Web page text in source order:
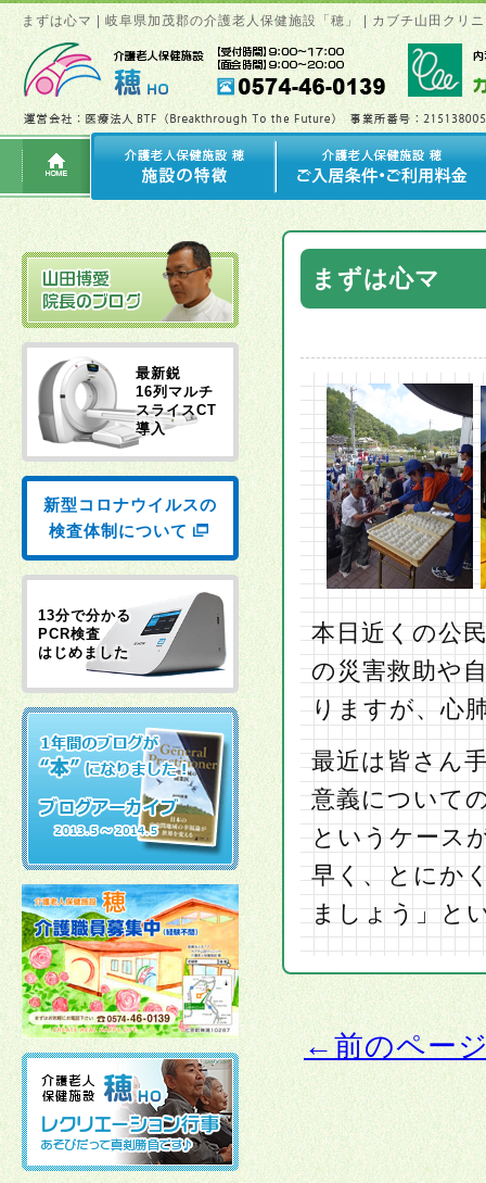
まずは心マ | 岐阜県加茂郡の介護老人保健施設「穂」 | カブチ山田クリ
まずは心マ
本日近くの公
の災害救助や
りますが、心
最近は皆さん
意義について
というケース
早く、とにか
ましょう」と
←前のペー
最新鋭
16列マルチ
スライスCT
導入
新型コロナウイルスの
検査体制について
13分で分かる
PCR検査
はじめました